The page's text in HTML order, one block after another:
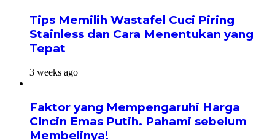
Tips Memilih Wastafel Cuci Piring
Stainless dan Cara Menentukan yang
Tepat
3 weeks ago
Faktor yang Mempengaruhi Harga
Cincin Emas Putih. Pahami sebelum
Membelinya!